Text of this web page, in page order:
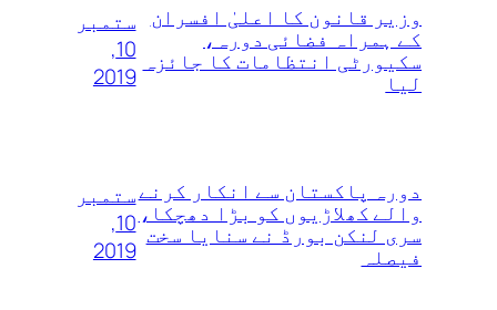
وزیر قانون کا اعلیٰ‌ افسران
کے ہمراہ فضائی دورہ،
سکیورٹی انتظامات کا جائزہ
لیا
ستمبر
10,
2019
دورہ پاکستان سے انکار کرنے
والے کھلاڑیوں‌ کو بڑا دھچکا،
سری لنکن بورڈ نے سنایا سخت
فیصلہ
ستمبر
10,
2019